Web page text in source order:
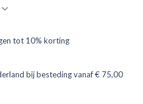
tot 10% korting
bij besteding vanaf € 75,00